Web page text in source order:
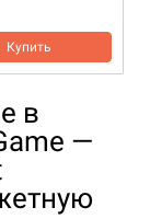
Купить
в
—